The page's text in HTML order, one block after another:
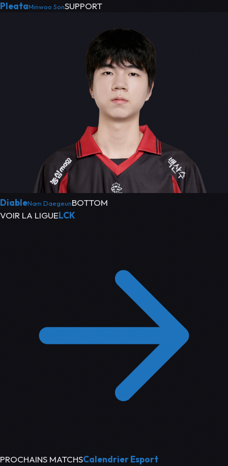
PleataMinwoo SonSUPPORT
DiableNam DaegeunBOTTOM
VOIR LA LIGUELCK
PROCHAINS MATCHSCalendrier Esport